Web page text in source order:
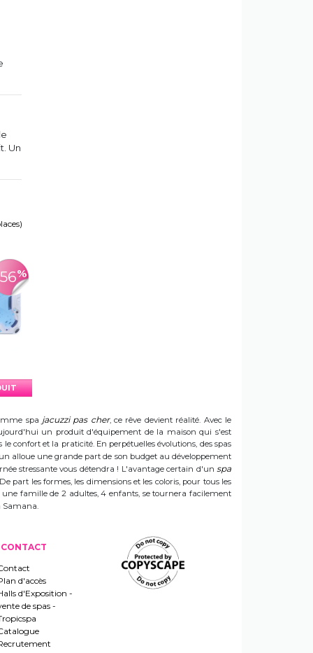
Un
%
spa jacuzzi pas cher, ce rêve devient réalité. Avec le
un produit d'équipement de la maison qui s'est
confort et la praticité. En perpétuelles évolutions, des spas
alloue une grande part de son budget au développement
stressante vous détendra ! L'avantage certain d'un spa
part les formes, les dimensions et les coloris, pour tous les
une famille de 2 adultes, 4 enfants, se tournera facilement
Samana.
CONTACT
d'accès
d'Exposition -
de spas -